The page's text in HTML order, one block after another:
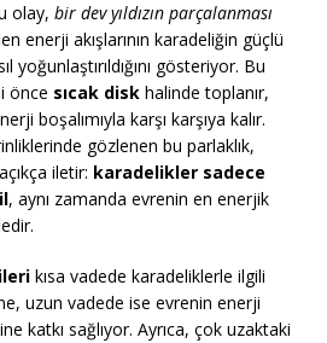
olay, bir dev yıldızın parçalanması
enerji akışlarının karadeliğin güçlü
yoğunlaştırıldığını gösteriyor. Bu
önce sıcak disk halinde toplanır,
boşalımıyla karşı karşıya kalır.
gözlenen bu parlaklık,
iletir: karadelikler sadece
, aynı zamanda evrenin en enerjik
kısa vadede karadeliklerle ilgili
uzun vadede ise evrenin enerji
katkı sağlıyor. Ayrıca, çok uzaktaki